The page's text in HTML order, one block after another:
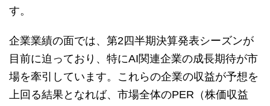
す。
企業業績の面では、第2四半期決算発表シーズンが
目前に迫っており、特にAI関連企業の成長期待が市
場を牽引しています。これらの企業の収益が予想を
上回る結果となれば、市場全体のPER（株価収益